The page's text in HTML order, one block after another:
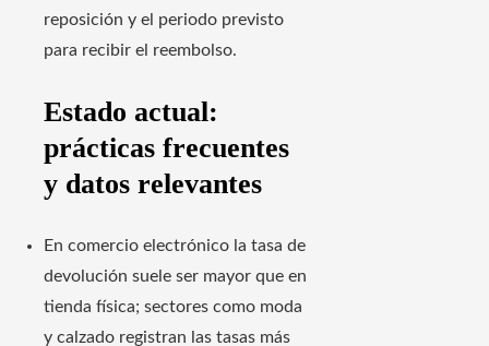
reposición y el periodo previsto
para recibir el reembolso.
Estado actual:
prácticas frecuentes
y datos relevantes
En comercio electrónico la tasa de
devolución suele ser mayor que en
tienda física; sectores como moda
y calzado registran las tasas más